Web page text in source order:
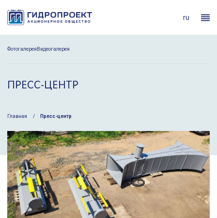
ru
Фотогалерея Видеогалерея
ПРЕСС-ЦЕНТР
Главная Пресс-центр